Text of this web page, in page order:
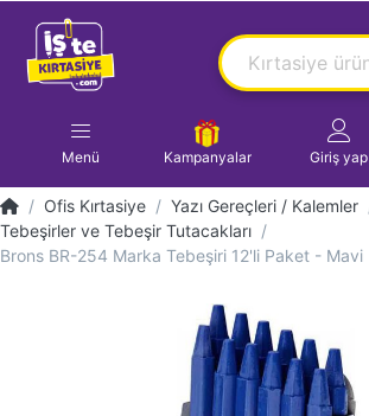
Menü Kampanyalar Giriş yap
Ofis Kırtasiye
Yazı Gereçleri / Kalemler
Tebeşirler ve Tebeşir Tutacakları
Brons BR-254 Marka Tebeşiri 12'li Paket - Mavi